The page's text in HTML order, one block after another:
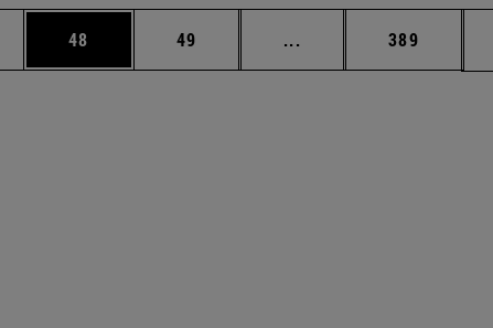
Use TAB para desplazarse.
Página
48 Página
49 ... Páginas intermedias
Página
389